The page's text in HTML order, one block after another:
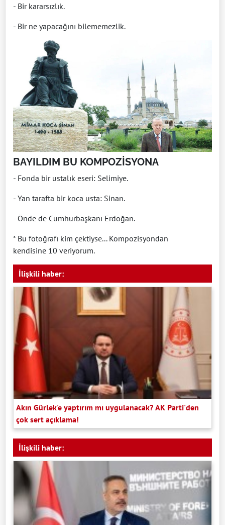
- Bir kararsızlık.
- Bir ne yapacağını bilememezlik.
BAYILDIM BU KOMPOZİSYONA
- Fonda bir ustalık eseri: Selimiye.
- Yan tarafta bir koca usta: Sinan.
- Önde de Cumhurbaşkanı Erdoğan.
* Bu fotoğrafı kim çektiyse... Kompozisyondan
kendisine 10 veriyorum.
İlişkili haber:
Akın Gürlek'e yaptırım mı uygulanacak? AK Parti'den
çok sert açıklama!
İlişkili haber: